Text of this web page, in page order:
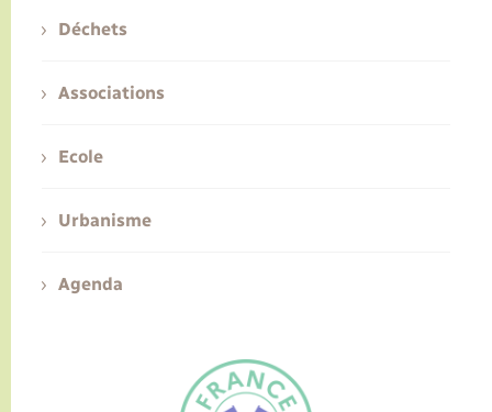
Déchets
Associations
Ecole
Urbanisme
Agenda